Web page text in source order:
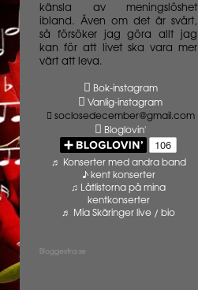
känsla av meningslöshet
ibland. Även om det är svårt,
så försöker jag göra allt jag
kan för att livet ska vara mer
värt att leva.
Bok-instagram
Vanlig-instagram
soclosedecember@gmail.com
Bloglovin'
♬ Konserter med andra band
♪ kent konserter
♫ Låtlistorna på mina
kentkonserter
♬ Mia Skäringer live / bio
Bloggextra.se